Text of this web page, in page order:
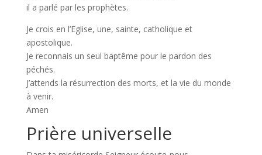
il a parlé par les prophètes.
Je crois en l’Eglise, une, sainte, catholique et
apostolique.
Je reconnais un seul baptême pour le pardon des
péchés.
J’attends la résurrection des morts, et la vie du monde
à venir.
Amen
Prière universelle